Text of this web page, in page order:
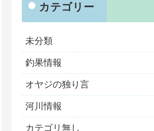
カテゴリー
未分類
釣果情報
オヤジの独り言
河川情報
カテゴリ無し